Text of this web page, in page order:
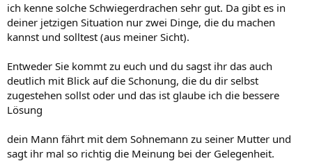
ich kenne solche Schwiegerdrachen sehr gut. Da gibt es in
deiner jetzigen Situation nur zwei Dinge, die du machen
kannst und solltest (aus meiner Sicht).
Entweder Sie kommt zu euch und du sagst ihr das auch
deutlich mit Blick auf die Schonung, die du dir selbst
zugestehen sollst oder und das ist glaube ich die bessere
Lösung
dein Mann fährt mit dem Sohnemann zu seiner Mutter und
sagt ihr mal so richtig die Meinung bei der Gelegenheit.